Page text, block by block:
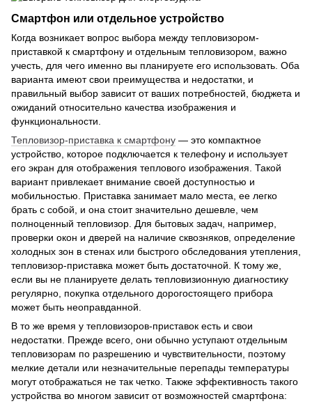
Смартфон или отдельное устройство
Когда возникает вопрос выбора между тепловизором-
приставкой к смартфону и отдельным тепловизором, важно
учесть, для чего именно вы планируете его использовать. Оба
варианта имеют свои преимущества и недостатки, и
правильный выбор зависит от ваших потребностей, бюджета и
ожиданий относительно качества изображения и
функциональности.
Тепловизор-приставка к смартфону — это компактное
устройство, которое подключается к телефону и использует
его экран для отображения теплового изображения. Такой
вариант привлекает внимание своей доступностью и
мобильностью. Приставка занимает мало места, ее легко
брать с собой, и она стоит значительно дешевле, чем
полноценный тепловизор. Для бытовых задач, например,
проверки окон и дверей на наличие сквозняков, определение
холодных зон в стенах или быстрого обследования утепления,
тепловизор-приставка может быть достаточной. К тому же,
если вы не планируете делать тепловизионную диагностику
регулярно, покупка отдельного дорогостоящего прибора
может быть неоправданной.
В то же время у тепловизоров-приставок есть и свои
недостатки. Прежде всего, они обычно уступают отдельным
тепловизорам по разрешению и чувствительности, поэтому
мелкие детали или незначительные перепады температуры
могут отображаться не так четко. Также эффективность такого
устройства во многом зависит от возможностей смартфона: